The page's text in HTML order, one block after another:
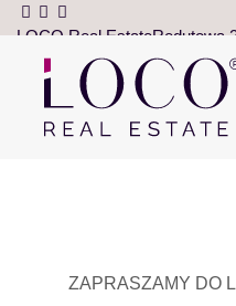
LOCO Real EstateRedutowa
ZAPRASZAMY DO